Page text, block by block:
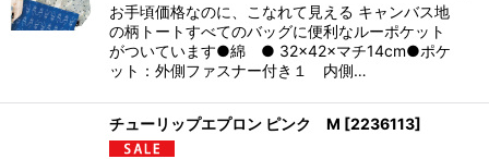
お手頃価格なのに、こなれて見える キャンバス地
の柄トートすべてのバッグに便利なルーポケット
がついています●綿 ● 32×42×マチ14cm●ポケ
ット：外側ファスナー付き１ 内側…
チューリップエプロン ピンク M [2236113]